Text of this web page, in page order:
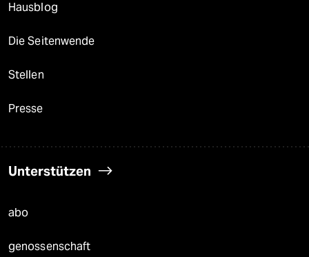
Hausblog
Die Seitenwende
Stellen
Presse
Unterstützen
abo
genossenschaft